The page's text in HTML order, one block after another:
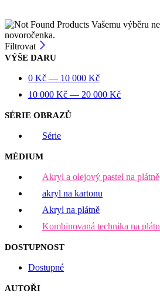
Vašemu výběru
novoročenka.
Filtrovat
VÝŠE DARU
0 Kč — 10 000 Kč
10 000 Kč — 20 000 Kč
SÉRIE OBRAZŮ
Série
MÉDIUM
Akryl a olejový pastel na plátně
akryl na kartonu
Akryl na plátně
Kombinovaná technika na
DOSTUPNOST
Dostupné
AUTOŘI